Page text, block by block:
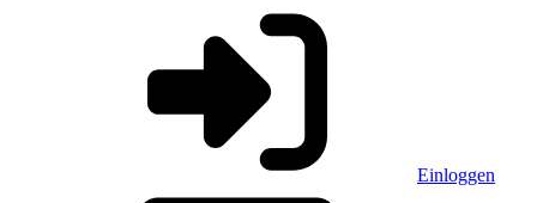
Einloggen